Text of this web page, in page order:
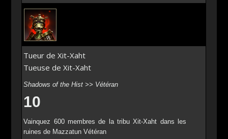
Tueur de Xit-Xaht
Tueuse de Xit-Xaht
Shadows of the Hist >> Vétéran
10
Vainquez 600 membres de la tribu Xit-Xaht dans les
ruines de Mazzatun Vétéran